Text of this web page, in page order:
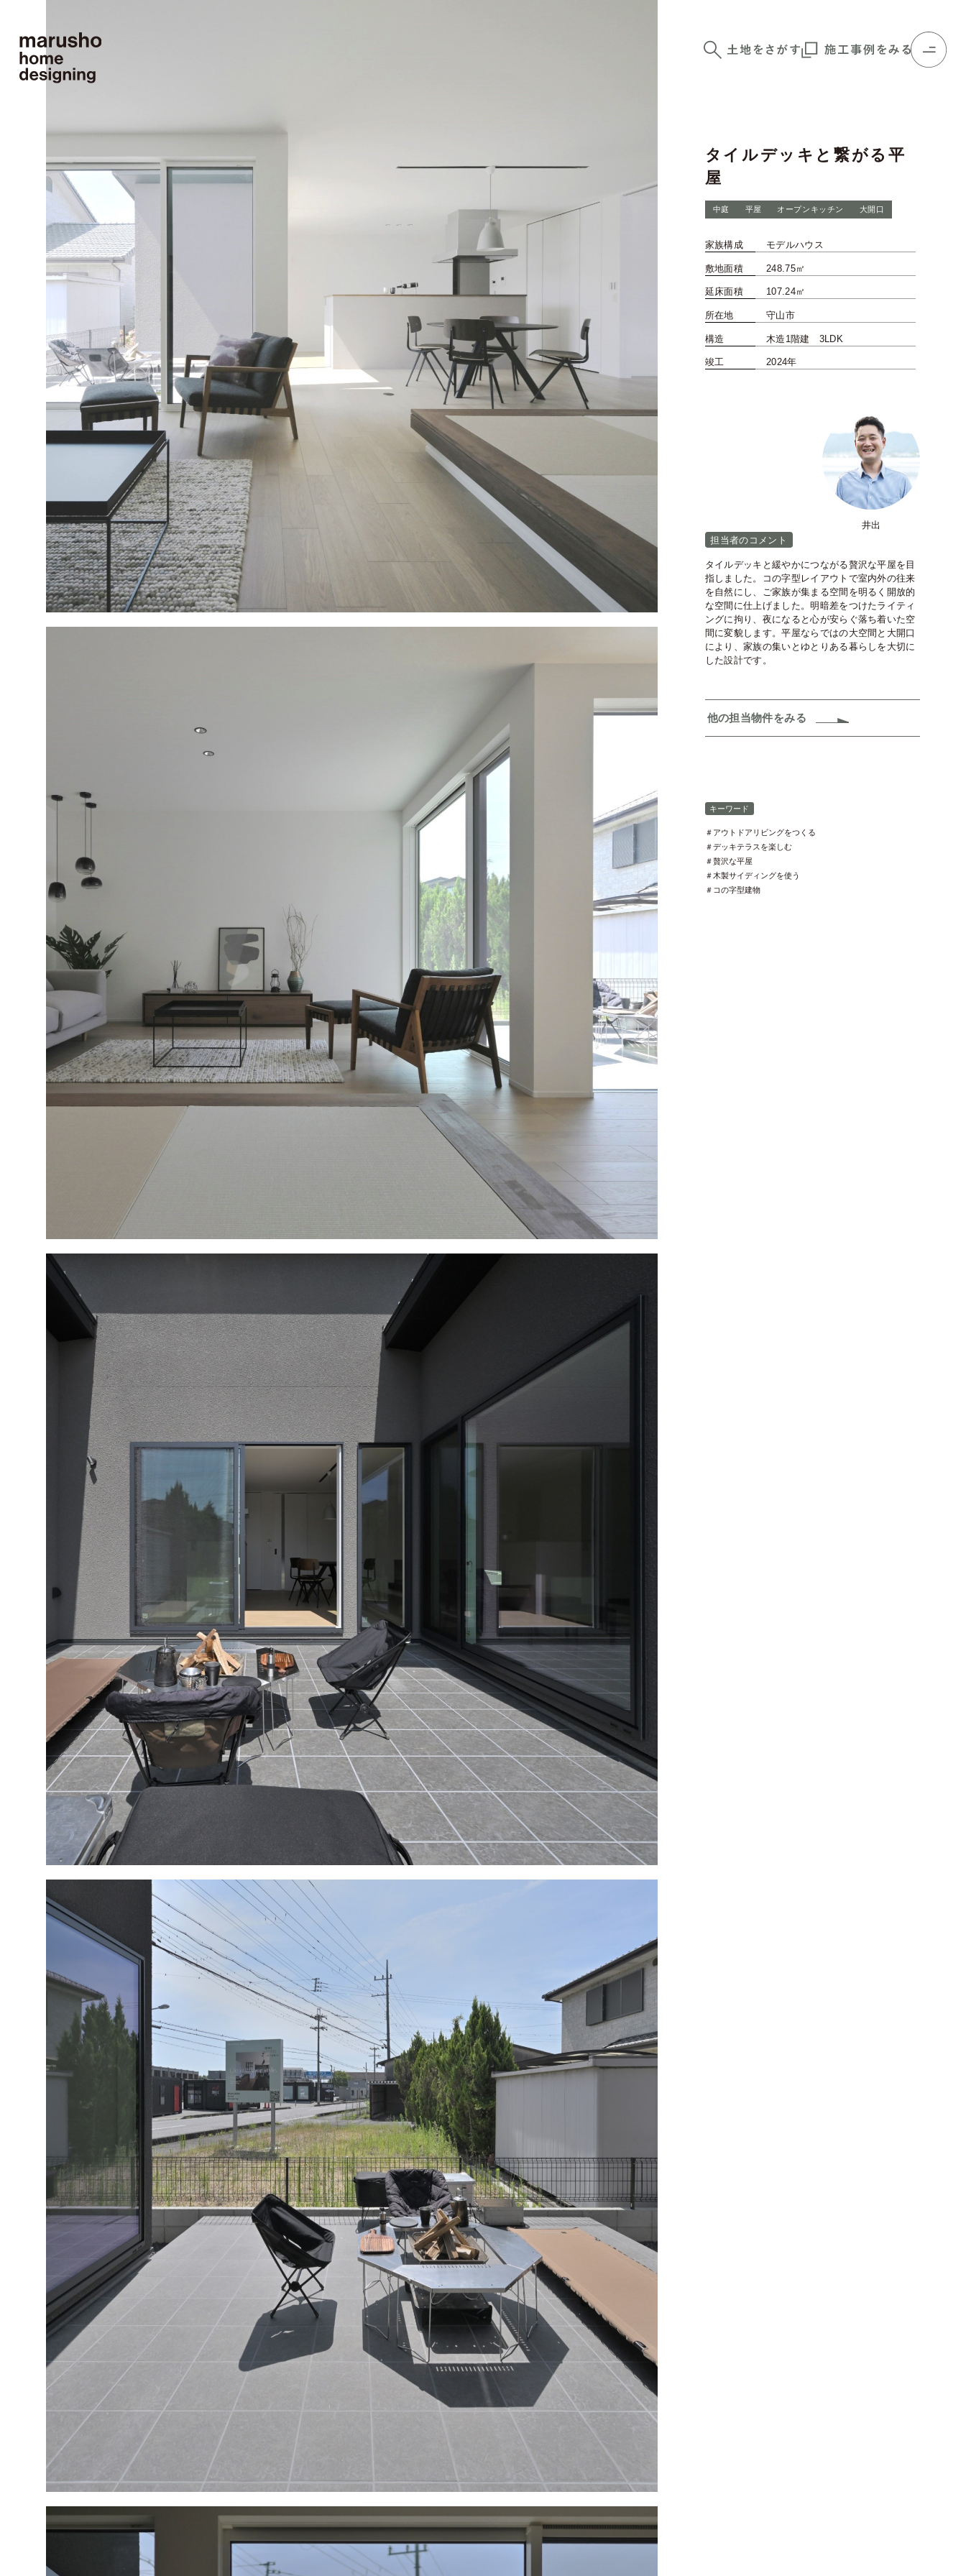
タイルデッキと繋がる平
屋
中庭 平屋 オープンキッチン 大開口
家族構成 モデルハウス
敷地面積 248.75㎡
延床面積 107.24㎡
所在地 守山市
構造 木造1階建 3LDK
竣工 2024年
井出
担当者のコメント
タイルデッキと緩やかにつながる贅沢な平屋を目
指しました。コの字型レイアウトで室内外の往来
を自然にし、ご家族が集まる空間を明るく開放的
な空間に仕上げました。明暗差をつけたライティ
ングに拘り、夜になると心が安らぐ落ち着いた空
間に変貌します。平屋ならではの大空間と大開口
により、家族の集いとゆとりある暮らしを大切に
した設計です。
他の担当物件をみる
キーワード
＃アウトドアリビングをつくる
＃デッキテラスを楽しむ
＃贅沢な平屋
＃木製サイディングを使う
＃コの字型建物